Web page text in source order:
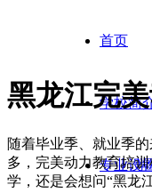
首页
学校简
学
专业设
黑龙江完
随着毕业季、就业季
多，完美动力教育培训
学，还是会想问“黑龙